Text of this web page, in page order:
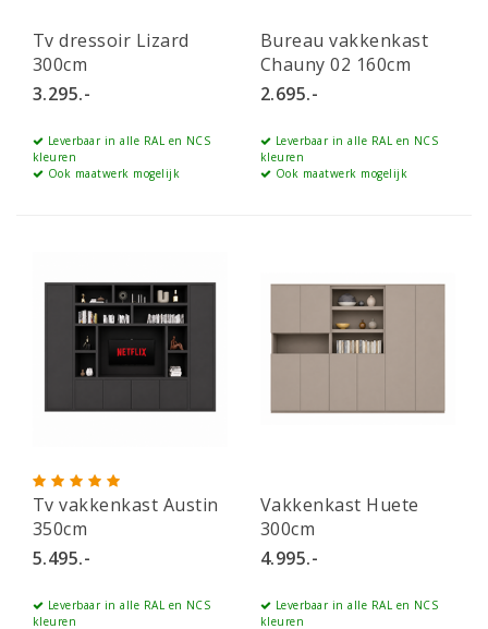
Tv dressoir Lizard
300cm
3.295.-
Leverbaar in alle RAL en NCS
kleuren
Ook maatwerk mogelijk
Bureau vakkenkast
Chauny 02 160cm
2.695.-
Leverbaar in alle RAL en NCS
kleuren
Ook maatwerk mogelijk
Tv vakkenkast Austin
350cm
5.495.-
Leverbaar in alle RAL en NCS
kleuren
Vakkenkast Huete
300cm
4.995.-
Leverbaar in alle RAL en NCS
kleuren